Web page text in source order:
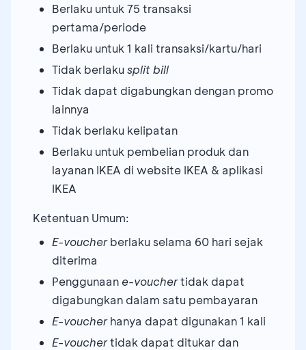
Berlaku untuk 75 transaksi
pertama/periode
Berlaku untuk 1 kali transaksi/kartu/hari
Tidak berlaku split bill
Tidak dapat digabungkan dengan promo
lainnya
Tidak berlaku kelipatan
Berlaku untuk pembelian produk dan
layanan IKEA di website IKEA & aplikasi
IKEA
Ketentuan Umum:
E-voucherberlaku selama 60 hari sejak
diterima
Penggunaan e-vouchertidak dapat
digabungkan dalam satu pembayaran
E-voucherhanya dapat digunakan 1 kali
E-vouchertidak dapat ditukar dan